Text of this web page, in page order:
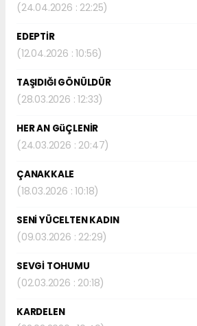
(24.04.2026 : 22:25)
EDEPTİR
(12.04.2026 : 10:56)
TAŞIDIĞI GÖNÜLDÜR
(28.03.2026 : 12:33)
HER AN GüÇLENİR
(24.03.2026 : 20:47)
ÇANAKKALE
(18.03.2026 : 10:18)
SENİ YÜCELTEN KADIN
(09.03.2026 : 22:29)
SEVGİ TOHUMU
(02.03.2026 : 20:18)
KARDELEN